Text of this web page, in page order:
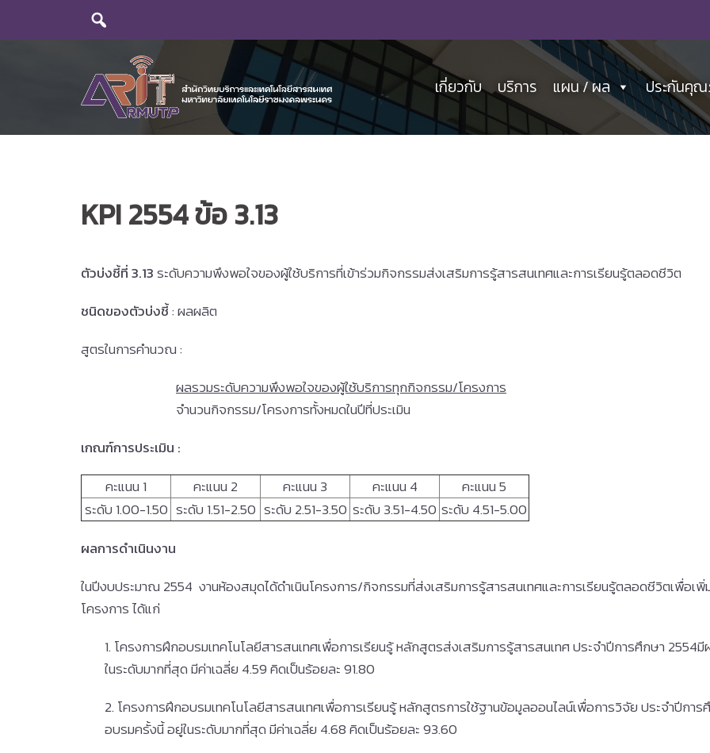
เกี่ยวกับ บริการ แผน / ผล ประกันคุ
KPI 2554 ข้อ 3.13
ตัวบ่งชี้ที่ 3.13ระดับความพึงพอใจของผู้ใช้บริการที่เข้าร่วมกิจกรรมส่งเสริมการรู้สารสนเทศและการเรียนรู้ตลอดชีวิต
ชนิดของตัวบ่งชี้: ผลผลิต
สูตรในการคำนวณ :
ผลรวมระดับความพึงพอใจของผู้ใช้บริการทุกกิจกรรม/โครงการ
จำนวนกิจกรรม/โครงการทั้งหมดในปีที่ประเมิน
เกณฑ์การประเมิน :
คะแนน 1
คะแนน 2 คะแนน 3 คะแนน 4
คะแนน 5
ระดับ 1.00-1.50 ระดับ 1.51-2.50 ระดับ 2.51-3.50 ระดับ 3.51-4.50 ระดับ 4.51-5.00
ผลการดำเนินงาน
ในปีงบประมาณ 2554 งานห้องสมุดได้ดำเนินโครงการ/กิจกรรมที่ส่งเสริมการรู้สารสนเทศและการเรียนรู้ตลอดชีวิตเพื่อเพิ่
โครงการ ได้แก่
1. โครงการฝึกอบรมเทคโนโลยีสารสนเทศเพื่อการเรียนรู้ หลักสูตรส่งเสริมการรู้สารสนเทศ ประจำปีการศึกษา
ในระดับมากที่สุด มีค่าเฉลี่ย 4.59 คิดเป็นร้อยละ 91.80
2. โครงการฝึกอบรมเทคโนโลยีสารสนเทศเพื่อการเรียนรู้ หลักสูตรการใช้ฐานข้อมูลออนไลน์เพื่อการวิจัยประจำปีการ
อบรมครั้งนี้ อยู่ในระดับมากที่สุด มีค่าเฉลี่ย 4.68 คิดเป็นร้อยละ 93.60